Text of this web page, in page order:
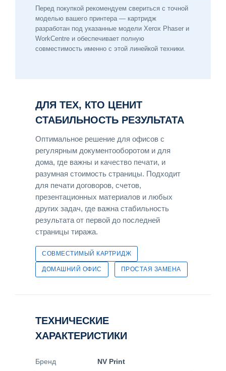
Перед покупкой рекомендуем свериться с точной
моделью вашего принтера — картридж
разработан под указанные модели Xerox Phaser и
WorkCentre и обеспечивает полную
совместимость именно с этой линейкой техники.
ДЛЯ ТЕХ, КТО ЦЕНИТ
СТАБИЛЬНОСТЬ РЕЗУЛЬТАТА
Оптимальное решение для офисов с
регулярным документооборотом и для
дома, где важны и качество печати, и
разумная стоимость страницы. Подходит
для печати договоров, счетов,
презентационных материалов и любых
других задач, где важна стабильность
результата от первой до последней
страницы тиража.
СОВМЕСТИМЫЙ КАРТРИДЖ
ДОМАШНИЙ ОФИС ПРОСТАЯ ЗАМЕНА
ТЕХНИЧЕСКИЕ
ХАРАКТЕРИСТИКИ
Бренд NV Print